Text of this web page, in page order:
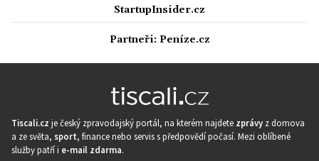
StartupInsider.cz
Partneři: Peníze.cz
Tiscali.cz je český zpravodajský portál, na kterém najdete zprávy z domova
a ze světa, sport, finance nebo servis s předpovědí počasí. Mezi oblíbené
služby patří i e-mail zdarma.